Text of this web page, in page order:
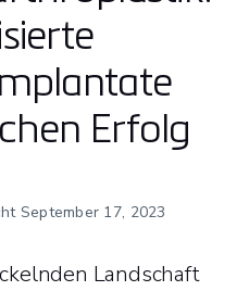
Erfolg
September 17, 2023
Landschaft